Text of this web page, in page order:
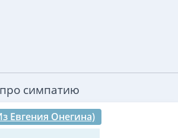
симпатию
Евгения Онегина)